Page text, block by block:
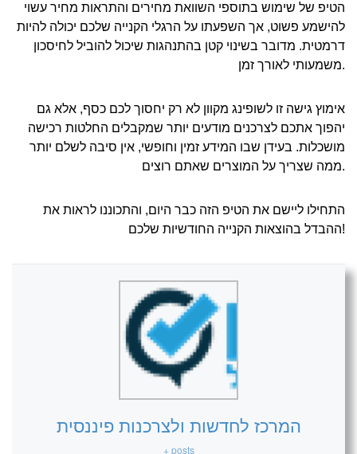
הטיפ של שימוש בתוספי השוואת מחירים והתראות מחיר עשוי
להישמע פשוט, אך השפעתו על הרגלי הקנייה שלכם יכולה להיות
דרמטית. מדובר בשינוי קטן בהתנהגות שיכול להוביל לחיסכון
משמעותי לאורך זמן.
אימוץ גישה זו לשופינג מקוון לא רק יחסוך לכם כסף, אלא גם
יהפוך אתכם לצרכנים מודעים יותר שמקבלים החלטות רכישה
מושכלות. בעידן שבו המידע זמין וחופשי, אין סיבה לשלם יותר
ממה שצריך על המוצרים שאתם רוצים.
התחילו ליישם את הטיפ הזה כבר היום, והתכוננו לראות את
ההבדל בהוצאות הקנייה החודשיות שלכם!
המרכז לחדשות ולצרכנות פיננסית
+ posts